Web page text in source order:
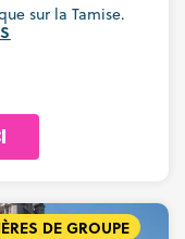
sur la Tamise.
DE GROUPE